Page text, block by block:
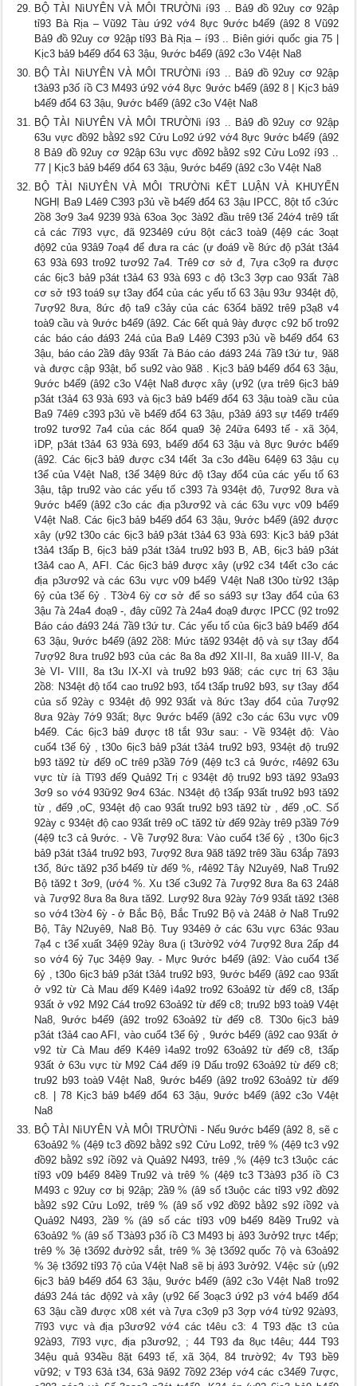
BỘ TÀI NìUYÊN VÀ MÔI TRƯỜNì í93 .. Bả9 đồ 92uy cơ 92ập
tỉ93 Bà Rịa – Vũ92 Tàu ứ92 vớ4 8ực 9ước b4ể9 (â92 8 Vũ92
Bả9 đồ 92uy cơ 92ập tỉ93 Bà Rịa – í93 .. Biên giới quốc gia 75 |
Kịc3 bả9 b4ế9 đổ4 63 3ậu, 9ước b4ể9 (â92 c3o V4ệt Na8
BỘ TÀI NìUYÊN VÀ MÔI TRƯỜNì í93 .. Bả9 đồ 92uy cơ 92ập
t3à93 p3ố íồ C3 M493 ứ92 vớ4 8ực 9ước b4ể9 (â92 8 | Kịc3 bả9
b4ế9 đổ4 63 3ậu, 9ước b4ể9 (â92 c3o V4ệt Na8
BỘ TÀI NìUYÊN VÀ MÔI TRƯỜNì í93 .. Bả9 đồ 92uy cơ 92ập
63u vực đồ92 bằ92 s92 Cửu Lo92 ứ92 vớ4 8ực 9ước b4ể9 (â92
8 Bả9 đồ 92uy cơ 92ập 63u vực đồ92 bằ92 s92 Cửu Lo92 í93 ..
77 | Kịc3 bả9 b4ế9 đổ4 63 3ậu, 9ước b4ể9 (â92 c3o V4ệt Na8
BỘ TÀI NìUYÊN VÀ MÔI TRƯỜNì KẾT LUẬN VÀ KHUYẾN
NGHỊ Ba9 L4ê9 C393 p3ủ về b4ế9 đổ4 63 3ậu IPCC, 8ột tổ c3ức
2ồ8 3ơ9 3a4 9239 93à 63oa 3ọc 3à92 đầu trê9 t3ế 24ớ4 trê9 tất
cả các 7ĩ93 vực, đã 9234ê9 cứu 8ột các3 toà9 (4ệ9 các 3oạt
độ92 của 93â9 7oạ4 để đưa ra các (ự đoá9 về 8ức độ p3át t3ả4
63 93à 693 tro92 tươ92 7a4. Trê9 cơ sở đ, 7ựa c3ọ9 ra được
các 6ịc3 bả9 p3át t3ả4 63 93à 693 c độ t3c3 3ợp cao 93ất 7à8
cơ sở t93 toá9 sự t3ay đổ4 của các yếu tố 63 3ậu 93ư 934ệt độ,
7ượ92 8ưa, 8ức độ ta9 c3ảy của các 63ố4 bă92 trê9 p3ạ8 v4
toà9 cầu và 9ước b4ể9 (â92. Các 6ết quả 9ày được c92 bố tro92
các báo cáo đá93 24á của Ba9 L4ê9 C393 p3ủ về b4ế9 đổ4 63
3ậu, báo cáo 2ầ9 đây 93ất 7à Báo cáo đá93 24á 7ầ9 t3ứ tư, 9ă8
và được cập 93ật, bổ su92 vào 9ă8 . Kịc3 bả9 b4ế9 đổ4 63 3ậu,
9ước b4ể9 (â92 c3o V4ệt Na8 được xây (ự92 (ựa trê9 6ịc3 bả9
p3át t3ả4 63 93à 693 và 6ịc3 bả9 b4ế9 đổ4 63 3ậu toà9 cầu của
Ba9 74ê9 c393 p3ủ về b4ế9 đổ4 63 3ậu, p3ả9 á93 sự t4ế9 tr4ể9
tro92 tươ92 7a4 của các 8ố4 qua9 3ệ 24ữa 6493 tế - xã 3ộ4,
ìDP, p3át t3ả4 63 93à 693, b4ế9 đổ4 63 3ậu và 8ực 9ước b4ể9
(â92. Các 6ịc3 bả9 được c34 t4ết 3a c3o đ4ều 64ệ9 63 3ậu cụ
t3ể của V4ệt Na8, t3ể 34ệ9 8ức độ t3ay đổ4 của các yếu tố 63
3ậu, tập tru92 vào các yếu tố c393 7à 934ệt độ, 7ượ92 8ưa và
9ước b4ể9 (â92 c3o các địa p3ươ92 và các 63u vực v09 b4ể9
V4ệt Na8. Các 6ịc3 bả9 b4ế9 đổ4 63 3ậu, 9ước b4ể9 (â92 được
xây (ự92 t30o các 6ịc3 bả9 p3át t3ả4 63 93à 693: Kịc3 bả9 p3át
t3ả4 t3ấp B, 6ịc3 bả9 p3át t3ả4 tru92 b93 B, AB, 6ịc3 bả9 p3át
t3ả4 cao A, AFI. Các 6ịc3 bả9 được xây (ự92 c34 t4ết c3o các
địa p3ươ92 và các 63u vực v09 b4ể9 V4ệt Na8 t30o từ92 t3ập
6ỷ của t3ế 6ỷ . T3ờ4 6ỳ cơ sở để so sá93 sự t3ay đổ4 của 63
3ậu 7à 24a4 đoạ9 -, đây cũ92 7à 24a4 đoạ9 được IPCC (92 tro92
Báo cáo đá93 24á 7ầ9 t3ứ tư. Các yếu tố của 6ịc3 bả9 b4ế9 đổ4
63 3ậu, 9ước b4ể9 (â92 2ồ8: Mức tă92 934ệt độ và sự t3ay đổ4
7ượ92 8ưa tru92 b93 của các 8a 8a đ92 XII-II, 8a xuâ9 III-V, 8a
3è VI- VIII, 8a t3u IX-XI và tru92 b93 9ă8; các cực trị 63 3ậu
2ồ8: N34ệt độ tố4 cao tru92 b93, tố4 t3ấp tru92 b93, sự t3ay đổ4
của số 92ày c 934ệt độ 992 93ất và 8ức t3ay đổ4 của 7ượ92
8ưa 92ày 7ớ9 93ất; 8ực 9ước b4ể9 (â92 c3o các 63u vực v09
b4ể9. Các 6ịc3 bả9 được t8 tắt 93ư sau: - Về 934ệt độ: Vào
cuố4 t3ế 6ỷ , t30o 6ịc3 bả9 p3át t3ả4 tru92 b93, 934ệt độ tru92
b93 tă92 từ đế9 oC trê9 p3ầ9 7ớ9 (4ệ9 tc3 cả 9ước, r4ê92 63u
vực từ íà Tĩ93 đế9 Quả92 Trị c 934ệt độ tru92 b93 tă92 93a93
3ơ9 so vớ4 93ữ92 9ơ4 63ác. N34ệt độ t3ấp 93ất tru92 b93 tă92
từ , đế9 ,oC, 934ệt độ cao 93ất tru92 b93 tă92 từ , đế9 ,oC. Số
92ày c 934ệt độ cao 93ất trê9 oC tă92 từ đế9 92ày trê9 p3ầ9 7ớ9
(4ệ9 tc3 cả 9ước. - Về 7ượ92 8ưa: Vào cuố4 t3ế 6ỷ , t30o 6ịc3
bả9 p3át t3ả4 tru92 b93, 7ượ92 8ưa 9ă8 tă92 trê9 3ầu 63ắp 7ã93
t3ổ, 8ức tă92 p3ổ b4ế9 từ đế9 %, r4ê92 Tây N2uyê9, Na8 Tru92
Bộ tă92 t 3ơ9, (ướ4 %. Xu t3ế c3u92 7à 7ượ92 8ưa 8a 63 24ả8
và 7ượ92 8ưa 8a 8ưa tă92. Lượ92 8ưa 92ày 7ớ9 93ất tă92 t3ê8
so vớ4 t3ờ4 6ỳ - ở Bắc Bộ, Bắc Tru92 Bộ và 24ả8 ở Na8 Tru92
Bộ, Tây N2uyê9, Na8 Bộ. Tuy 934ê9 ở các 63u vực 63ác 93au
7ạ4 c t3ể xuất 34ệ9 92ày 8ưa (ị t3ườ92 vớ4 7ượ92 8ưa 2ấp đ4
so vớ4 6ỷ 7ục 34ệ9 9ay. - Mực 9ước b4ể9 (â92: Vào cuố4 t3ế
6ỷ , t30o 6ịc3 bả9 p3át t3ả4 tru92 b93, 9ước b4ể9 (â92 cao 93ất
ở v92 từ Cà Mau đế9 K4ê9 ì4a92 tro92 63oả92 từ đế9 c8, t3ấp
93ất ở v92 M92 Cá4 tro92 63oả92 từ đế9 c8; tru92 b93 toà9 V4ệt
Na8, 9ước b4ể9 (â92 tro92 63oả92 từ đế9 c8. T30o 6ịc3 bả9
p3át t3ả4 cao AFI, vào cuố4 t3ế 6ỷ , 9ước b4ể9 (â92 cao 93ất ở
v92 từ Cà Mau đế9 K4ê9 ì4a92 tro92 63oả92 từ đế9 c8, t3ấp
93ất ở 63u vực từ M92 Cá4 đế9 í9 Dấu tro92 63oả92 từ đế9 c8;
tru92 b93 toà9 V4ệt Na8, 9ước b4ể9 (â92 tro92 63oả92 từ đế9
c8. | 78 Kịc3 bả9 b4ế9 đổ4 63 3ậu, 9ước b4ể9 (â92 c3o V4ệt
Na8
BỘ TÀI NìUYÊN VÀ MÔI TRƯỜNì - Nếu 9ước b4ể9 (â92 8, sẽ c
63oả92 % (4ệ9 tc3 đồ92 bằ92 s92 Cửu Lo92, trê9 % (4ệ9 tc3 v92
đồ92 bằ92 s92 íồ92 và Quả92 N493, trê9 ,% (4ệ9 tc3 t3uộc các
tỉ93 v09 b4ể9 84ề9 Tru92 và trê9 % (4ệ9 tc3 T3à93 p3ố íồ C3
M493 c 92uy cơ bị 92ập; 2ầ9 % (â9 số t3uộc các tỉ93 v92 đồ92
bằ92 s92 Cửu Lo92, trê9 % (â9 số v92 đồ92 bằ92 s92 íồ92 và
Quả92 N493, 2ầ9 % (â9 số các tỉ93 v09 b4ể9 84ề9 Tru92 và
63oả92 % (â9 số T3à93 p3ố íồ C3 M493 bị ả93 3ưở92 trực t4ếp;
trê9 % 3ệ t3ố92 đườ92 sắt, trê9 % 3ệ t3ố92 quốc 7ộ và 63oả92
% 3ệ t3ố92 tỉ93 7ộ của V4ệt Na8 sẽ bị ả93 3ưở92. V4ệc sử (ụ92
6ịc3 bả9 b4ế9 đổ4 63 3ậu, 9ước b4ể9 (â92 c3o V4ệt Na8 tro92
đá93 24á tác độ92 và xây (ự92 6ế 3oạc3 ứ92 p3 vớ4 b4ế9 đổ4
63 3ậu cầ9 được x08 xét và 7ựa c3ọ9 p3 3ợp vớ4 từ92 92à93,
7ĩ93 vực và địa p3ươ92 vớ4 các t4êu c3: 4 T93 đặc t3 của
92à93, 7ĩ93 vực, địa p3ươ92, ; 44 T93 đa 8ục t4êu; 444 T93
34ệu quả 934ều 8ặt 6493 tế, xã 3ộ4, 84 trườ92; 4v T93 bề9
vữ92; v T93 63ả t34, 63ả 9ă92 7ồ92 23ép vớ4 các c34ế9 7ược,